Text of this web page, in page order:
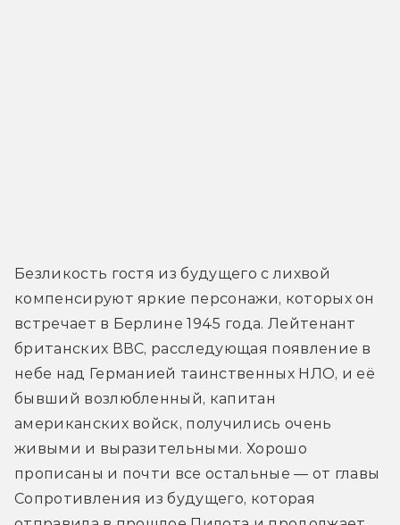
Безликость гостя из будущего с лихвой
компенсируют яркие персонажи, которых он
встречает в Берлине 1945 года. Лейтенант
британских ВВС, расследующая появление в
небе над Германией таинственных НЛО, и её
бывший возлюбленный, капитан
американских войск, получились очень
живыми и выразительными. Хорошо
прописаны и почти все остальные — от главы
Сопротивления из будущего, которая